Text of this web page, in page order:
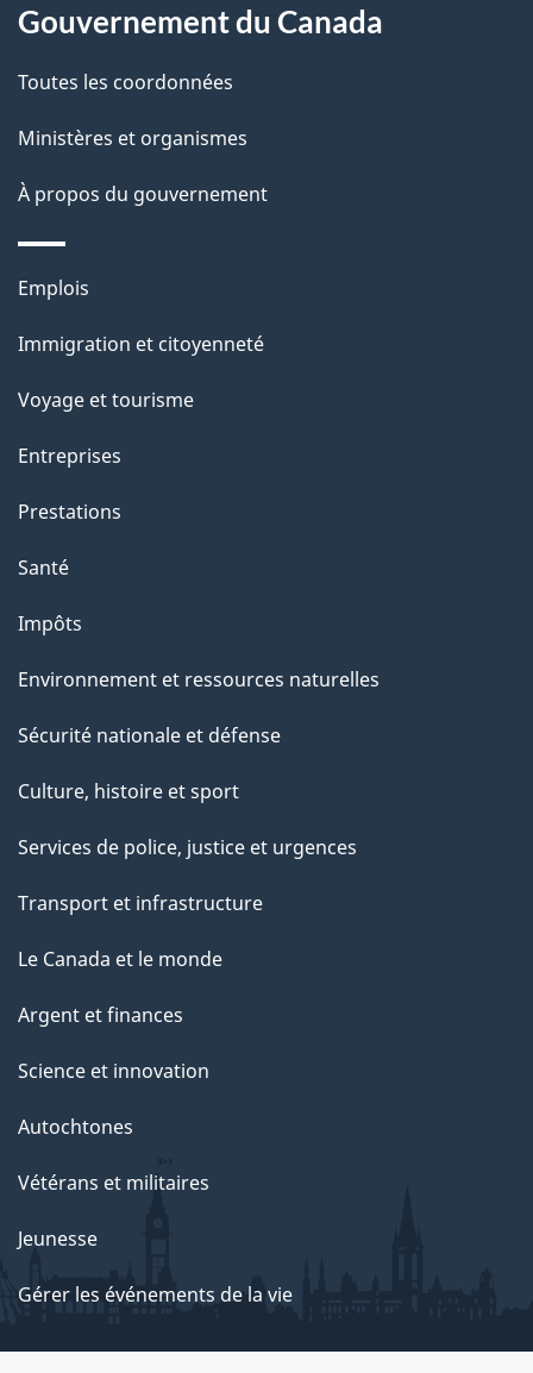
i
l
s
d
e
l
a
p
a
g
e
propos
de
ce
site
Gouvernement du Canada
Toutes les coordonnées
Ministères et organismes
À propos du gouvernement
Thèmes
sujets
Emplois
Immigration et citoyenneté
Voyage et tourisme
Entreprises
Prestations
Santé
Impôts
Environnement et ressources naturelles
Sécurité nationale et défense
Culture, histoire et sport
Services de police, justice et urgences
Transport et infrastructure
Le Canada et le monde
Argent et finances
Science et innovation
Autochtones
Vétérans et militaires
Jeunesse
Gérer les événements de la vie